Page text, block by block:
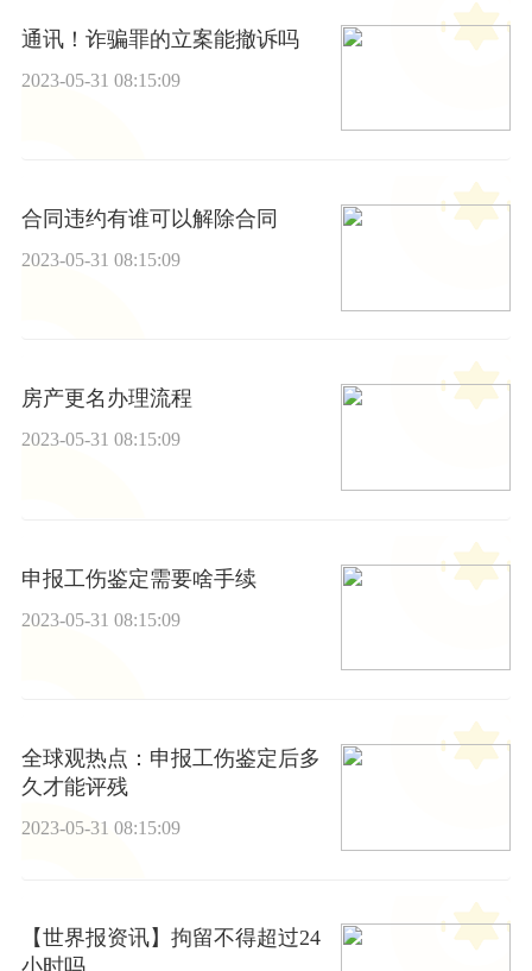
通讯！诈骗罪的立案能撤诉吗
2023-05-31 08:15:09
合同违约有谁可以解除合同
2023-05-31 08:15:09
房产更名办理流程
2023-05-31 08:15:09
申报工伤鉴定需要啥手续
2023-05-31 08:15:09
全球观热点：申报工伤鉴定后多
久才能评残
2023-05-31 08:15:09
【世界报资讯】拘留不得超过24